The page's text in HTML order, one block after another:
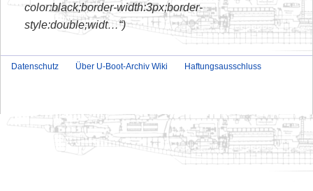
color:black;border-width:3px;border-
style:double;widt…“
Datenschutz Über U-Boot-Archiv Wiki Haftungsausschluss